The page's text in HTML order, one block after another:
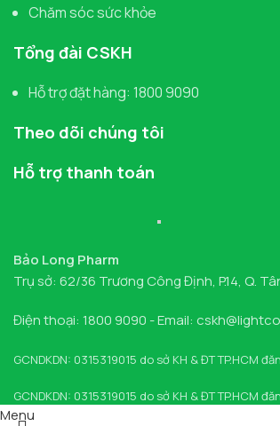
Chăm sóc sức khỏe
Tổng đài CSKH
Hỗ trợ đặt hàng: 1800 9090
Theo dõi chúng tôi
Hỗ trợ thanh toán
Bảo Long Pharm
Trụ sở: 62/36 Trương Công Định, P.14, Q.
Điện thoại: 1800 9090 - Email:
GCNDKDN: 0315319015 do sở KH & ĐT TP.HCM
GCNDKDN: 0315319015 do sở KH & ĐT
Menu